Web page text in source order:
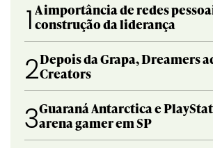
1 A importância de redes
construção da liderança
2Depois da Grapa, Dreamers
Creators
3Guaraná Antarctica e
arena gamer em SP